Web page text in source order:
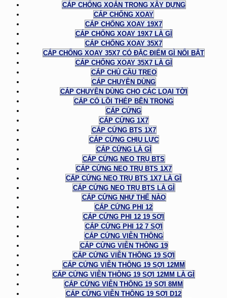
CÁP CHỐNG XOẮN TRONG XÂY DỰNG
CÁP CHỐNG XOAY
CÁP CHỐNG XOAY 19X7
CÁP CHỐNG XOAY 19X7 LÀ GÌ
CÁP CHỐNG XOAY 35X7
CÁP CHỐNG XOAY 35X7 CÓ ĐẶC ĐIỂM GÌ NỔI BẬT
CÁP CHỐNG XOAY 35X7 LÀ GÌ
CÁP CHỦ CẦU TREO
CÁP CHUYÊN DÙNG
CÁP CHUYÊN DÙNG CHO CÁC LOẠI TỜI
CÁP CÓ LÕI THÉP BÊN TRONG
CÁP CỨNG
CÁP CỨNG 1X7
CÁP CỨNG BTS 1X7
CÁP CỨNG CHỊU LỰC
CÁP CỨNG LÀ GÌ
CÁP CỨNG NEO TRỤ BTS
CÁP CỨNG NEO TRỤ BTS 1X7
CÁP CỨNG NEO TRỤ BTS 1X7 LÀ GÌ
CÁP CỨNG NEO TRỤ BTS LÀ GÌ
CÁP CỨNG NHƯ THẾ NÀO
CÁP CỨNG PHI 12
CÁP CỨNG PHI 12 19 SỢI
CÁP CỨNG PHI 12 7 SỢI
CÁP CỨNG VIỄN THÔNG
CÁP CỨNG VIỄN THÔNG 19
CÁP CỨNG VIỄN THÔNG 19 SỢI
CÁP CỨNG VIỄN THÔNG 19 SỢI 12MM
CÁP CỨNG VIỄN THÔNG 19 SỢI 12MM LÀ GÌ
CÁP CỨNG VIỄN THÔNG 19 SỢI 8MM
CÁP CỨNG VIỄN THÔNG 19 SỢI D12